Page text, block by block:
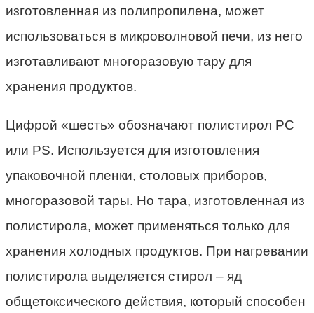
изготовленная из полипропилена, может
использоваться в микроволновой печи, из него
изготавливают многоразовую тару для
хранения продуктов.
Цифрой «шесть» обозначают полистирол РС
или PS. Используется для изготовления
упаковочной пленки, столовых приборов,
многоразовой тары. Но тара, изготовленная из
полистирола, может применяться только для
хранения холодных продуктов. При нагревании
полистирола выделяется стирол – яд
общетоксического действия, который способен